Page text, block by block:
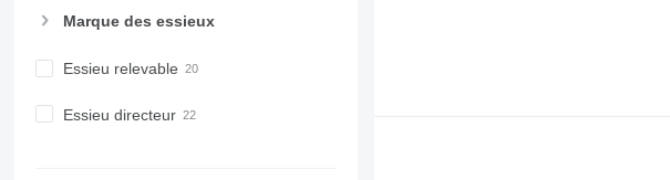
Marque des essieux
Essieu relevable
Essieu directeur